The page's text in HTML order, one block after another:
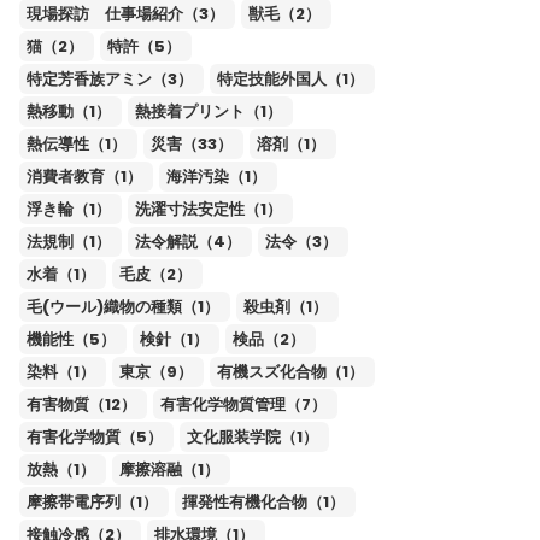
現場探訪 仕事場紹介（3）
獣毛（2）
猫（2）
特許（5）
特定芳香族アミン（3）
特定技能外国人（1）
熱移動（1）
熱接着プリント（1）
熱伝導性（1）
災害（33）
溶剤（1）
消費者教育（1）
海洋汚染（1）
浮き輪（1）
洗濯寸法安定性（1）
法規制（1）
法令解説（4）
法令（3）
水着（1）
毛皮（2）
毛(ウール)織物の種類（1）
殺虫剤（1）
機能性（5）
検針（1）
検品（2）
染料（1）
東京（9）
有機スズ化合物（1）
有害物質（12）
有害化学物質管理（7）
有害化学物質（5）
文化服装学院（1）
放熱（1）
摩擦溶融（1）
摩擦帯電序列（1）
揮発性有機化合物（1）
接触冷感（2）
排水環境（1）